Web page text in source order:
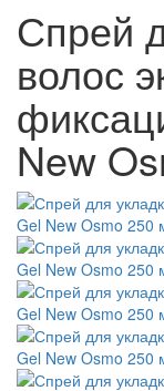
Спрей
волос
New